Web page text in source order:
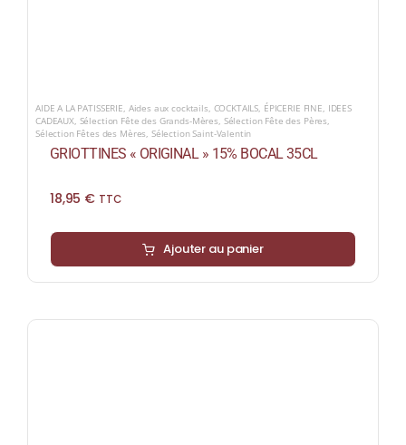
AIDE A LA PATISSERIE, Aides aux cocktails, COCKTAILS, ÉPICERIE FINE, IDEES
CADEAUX, Sélection Fête des Grands-Mères, Sélection Fête des Pères,
Sélection Fêtes des Mères, Sélection Saint-Valentin
GRIOTTINES « ORIGINAL » 15% BOCAL 35CL
18,95 € TTC
Ajouter au panier